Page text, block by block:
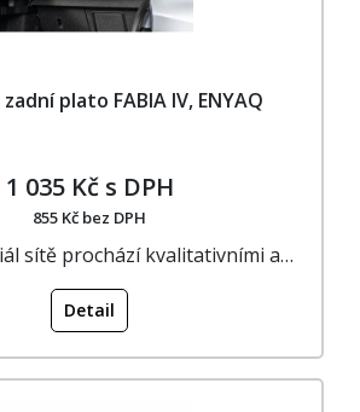
plato FABIA IV, ENYAQ
1 035 Kč s DPH
855 Kč bez DPH
sítě prochází kvalitativními a…
Detail